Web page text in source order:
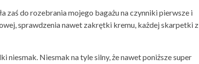
zaś do rozebrania mojego bagażu na czynniki pierwsze i
sprawdzenia nawet zakrętki kremu, każdej skarpetki z
niesmak. Niesmak na tyle silny, że nawet poniższe super